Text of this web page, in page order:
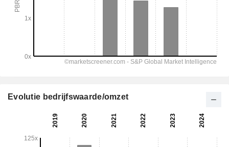
Evolutie bedrijfswaarde/omzet